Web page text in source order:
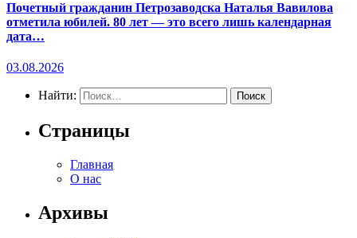
Почетный гражданин Петрозаводска Наталья Вавилова
отметила юбилей. 80 лет — это всего лишь календарная
дата…
03.08.2026
Найти:
Страницы
Главная
О нас
Архивы